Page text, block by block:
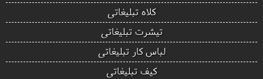
کلاه تبلیغاتی
تیشرت تبلیغاتی
لباس کار تبلیغاتی
کیف تبلیغاتی